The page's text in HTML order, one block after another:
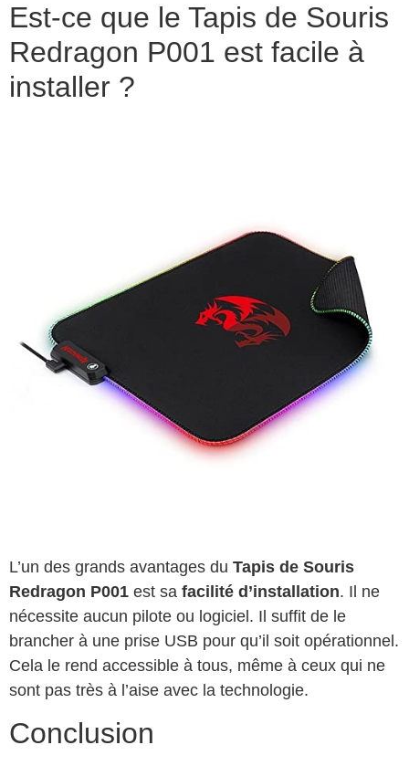
Est-ce que le Tapis de Souris
Redragon P001 est facile à
installer ?
L’un des grands avantages du Tapis de Souris
Redragon P001 est sa facilité d’installation. Il ne
nécessite aucun pilote ou logiciel. Il suffit de le
brancher à une prise USB pour qu’il soit opérationnel.
Cela le rend accessible à tous, même à ceux qui ne
sont pas très à l’aise avec la technologie.
Conclusion